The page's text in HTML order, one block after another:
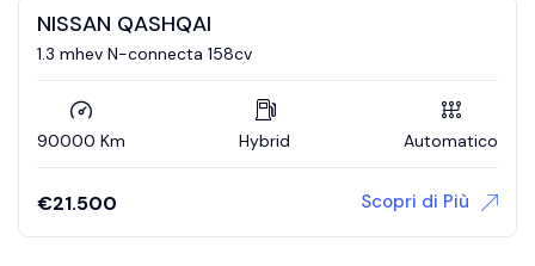
NISSAN QASHQAI
1.3 mhev N-connecta 158cv
90000 Km Hybrid Automatico
€21.500 Scopri di Più